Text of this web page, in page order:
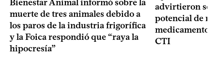
Bienestar Animal informó sobre la
muerte de tres animales debido a
los paros de la industria frigorífica
y la Foica respondió que “raya la
hipocresía”
advirtieron
potencial de
medicamentos
CTI